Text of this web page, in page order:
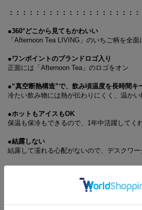
：：：：：：：：：：：：：：：：：：：
●360°どこから見てもかわいい
「Afternoon Tea LIVING」のいちご柄を全面
●ワンポイントのブランドロゴ入り
正面には「Afternoon Tea」のロゴをオン
●“真空断熱構造”で、飲み頃温度を長時間キ
冷たい飲み物には熱が伝わりにくく、温か
●ホットもアイスもOK
保温も保冷もできるので、1年中活躍してく
●結露しない
結露して濡れる心配がないので、デスクワ
：：：：：：：：：：：：：：：：：：：
会社でのブレイクタイムや、休日のピクニッ
毎日のおともにおすすめです。